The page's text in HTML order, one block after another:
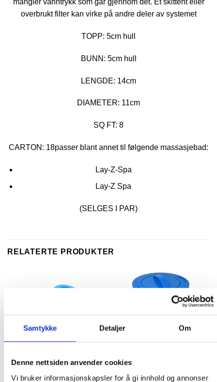
Samtykke Detaljer Om
Denne nettsiden anvender cookies
Vi bruker informasjonskapsler for å gi innhold og annonser
mangler vanntrykk som går gjennom det. Et skittent eller
overbrukt filter kan virke på andre deler av systemet
TOPP: 5cm hull
BUNN: 5cm hull
LENGDE: 14cm
DIAMETER: 11cm
SQ FT: 8
CARTON: 18passer blant annet til følgende massasjebad:
Lay-Z-Spa
Lay-Z Spa
(SELGES I PAR)
RELATERTE PRODUKTER